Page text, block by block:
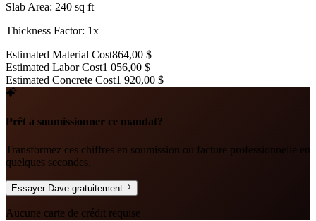
Slab Area: 240 sq ft
Thickness Factor: 1x
Estimated Material Cost864,00 $
Estimated Labor Cost1 056,00 $
Estimated Concrete Cost1 920,00 $
Prêt à soumissionner ce mandat?
Transformez ces chiffres en soumission ou facture professionnelle en
quelques secondes.
Essayer Dave gratuitement
Aucune carte de crédit requise